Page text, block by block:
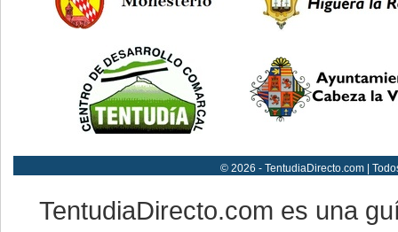
© 2026 - TentudiaDirecto.com |
TentudiaDirecto.com es una